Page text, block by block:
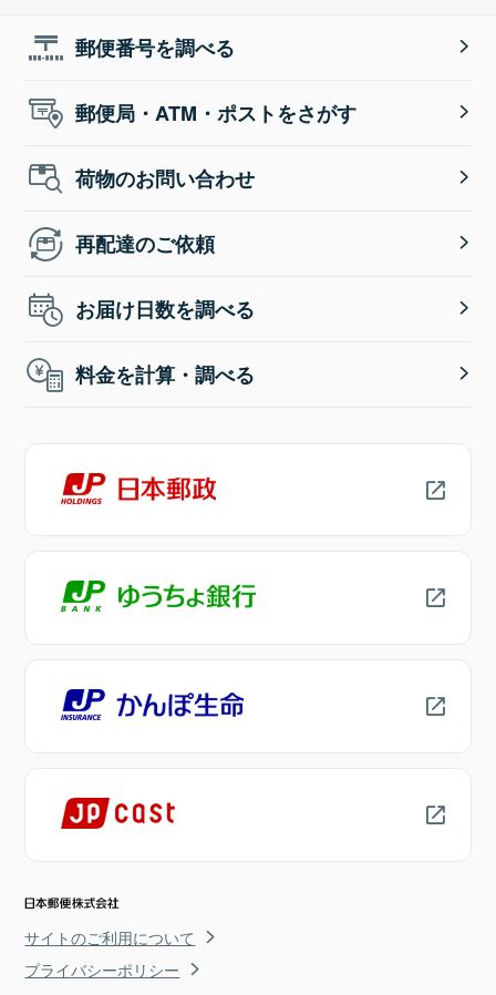
郵便番号を調べる
郵便局・ATM・ポストをさがす
荷物のお問い合わせ
再配達のご依頼
お届け日数を調べる
料金を計算・調べる
サイトのご利用について
プライバシーポリシー